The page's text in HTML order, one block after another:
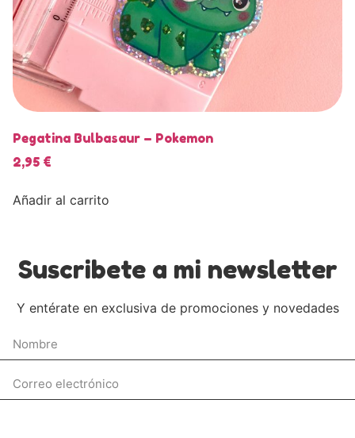
Pegatina Bulbasaur – Pokemon
2,95 €
Añadir al carrito
Suscribete a mi newsletter
Y entérate en exclusiva de promociones y novedades